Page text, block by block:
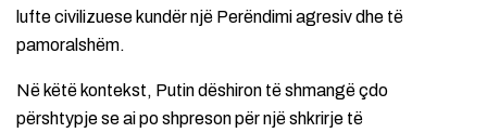
lufte civilizuese kundër një Perëndimi agresiv dhe të
pamoralshëm.
Në këtë kontekst, Putin dëshiron të shmangë çdo
përshtypje se ai po shpreson për një shkrirje të